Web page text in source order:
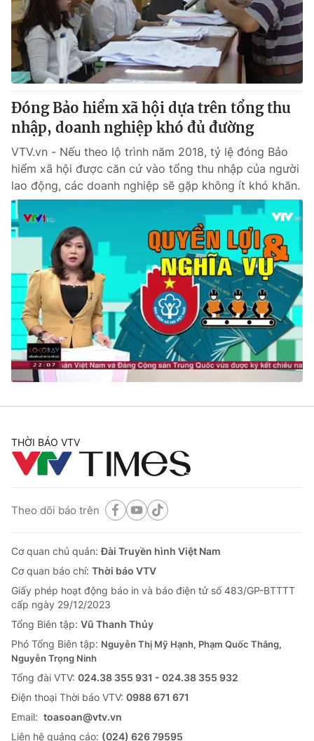
Đóng Bảo hiểm xã hội dựa trên tổng thu
nhập, doanh nghiệp khó đủ đường
VTV.vn - Nếu theo lộ trình năm 2018, tỷ lệ đóng Bảo
hiểm xã hội được căn cứ vào tổng thu nhập của người
lao động, các doanh nghiệp sẽ gặp không ít khó khăn.
THỜI BÁO VTV
Theo dõi báo trên
Cơ quan chủ quản:Đài Truyền hình Việt Nam
Cơ quan báo chí: Thời báo VTV
Giấy phép hoạt động báo in và báo điện tử số 483/GP-BTTTT
cấp ngày 29/12/2023
Tổng Biên tập: Vũ Thanh Thủy
Phó Tổng Biên tập: Nguyễn Thị Mỹ Hạnh, Phạm Quốc Thắng,
Nguyễn Trọng Ninh
Tổng đài VTV: 024.38 355 931 - 024.38 355 932
Ðiện thoại Thời báo VTV: 0988 671 671
Email: toasoan@vtv.vn
Liên hệ quảng cáo: (024) 626 79595